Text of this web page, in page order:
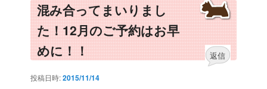
混み合ってまいりまし
た！12月のご予約はお早
めに！！
投稿日時:2015/11/14
返信